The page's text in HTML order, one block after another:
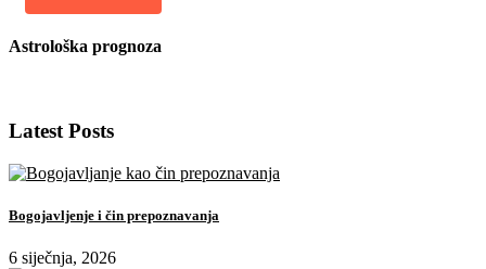
Astrološka prognoza
Latest Posts
Bogojavljenje i čin prepoznavanja
6 siječnja, 2026